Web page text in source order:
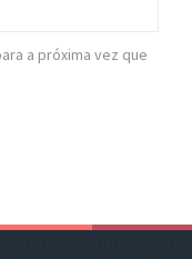
a próxima vez que